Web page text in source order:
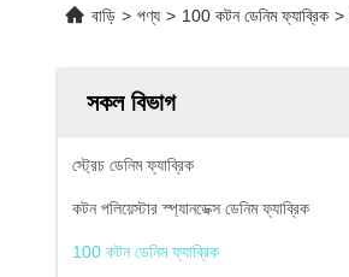
বাড়ি > পণ্য > 100 কটন ডেনিম ফ্যাব্রিক >
সকল বিভাগ
স্ট্রেচ ডেনিম ফ্যাব্রিক
কটন পলিয়েস্টার স্প্যানডেক্স ডেনিম ফ্যাব্রিক
100 কটন ডেনিম ফ্যাব্রিক